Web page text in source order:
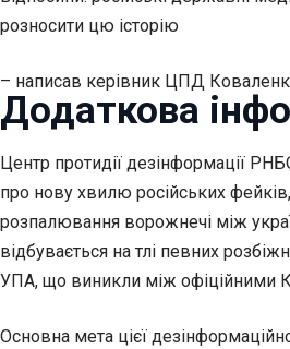
розносити цю історію
– написав керівник ЦПД
Додаткова
Центр протидії дезінформації
про нову хвилю російських
розпалювання ворожнечі між
відбувається на тлі певних
УПА, що виникли між офіційними
Основна мета цієї